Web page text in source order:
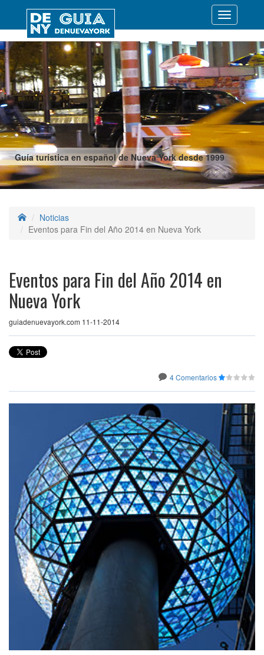
Guía turística en español de Nueva York desde 1999
Desplegar
Noticias
Eventos para Fin del Año 2014 en Nueva York
Eventos para Fin del Año 2014 en
Nueva York
guiadenuevayork.com 11-11-2014
4 Comentarios